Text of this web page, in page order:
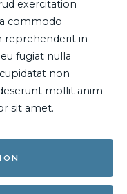
exercitation
commodo
reprehenderit in
fugiat nulla
non
mollit anim
sit amet.